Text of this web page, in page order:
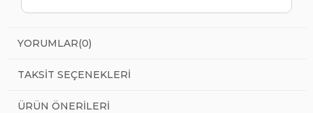
YORUMLAR(0)
TAKSIT SEÇENEKLERI
ÜRÜN ÖNERILERI